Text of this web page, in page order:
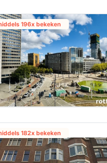
196x bekeken
182x bekeken